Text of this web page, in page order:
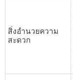
สิ่งอำนวยความ
สะดวก